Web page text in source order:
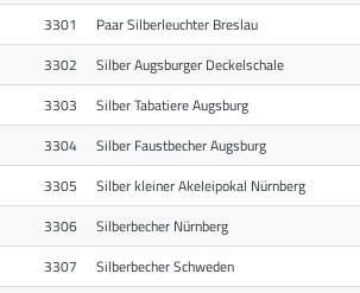
3301
Paar Silberleuchter Breslau
3302
Silber Augsburger Deckelschale
3303
Silber Tabatiere Augsburg
3304
Silber Faustbecher Augsburg
3305
Silber kleiner Akeleipokal Nürnberg
3306
Silberbecher Nürnberg
3307
Silberbecher Schweden